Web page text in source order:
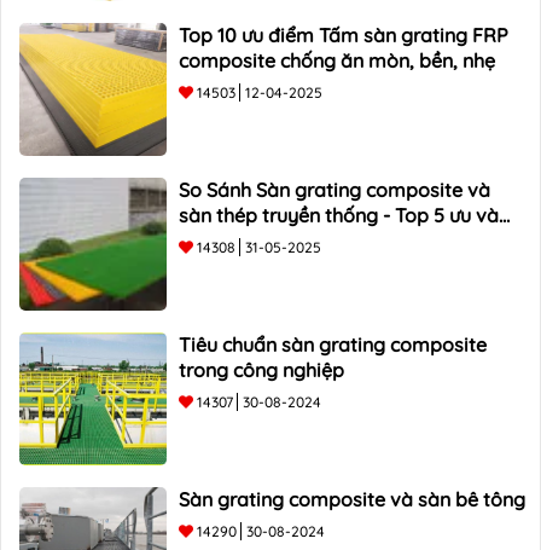
Top 10 ưu điểm Tấm sàn grating FRP
composite chống ăn mòn, bền, nhẹ
14503 12-04-2025
So Sánh Sàn grating composite và
sàn thép truyền thống - Top 5 ưu và
nhược điểm
14308 31-05-2025
Tiêu chuẩn sàn grating composite
trong công nghiệp
14307 30-08-2024
Sàn grating composite và sàn bê tông
14290 30-08-2024